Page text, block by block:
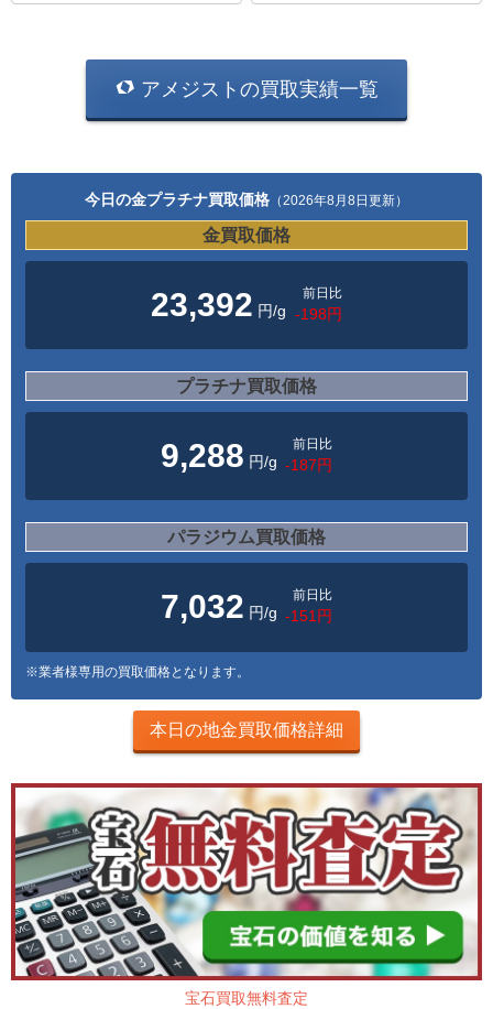
アメジストの買取実績一覧
今日の金プラチナ買取価格 （2026年8月8日更新）
金買取価格
23,392 円/g
前日比
-198円
プラチナ買取価格
9,288 円/g
前日比
-187円
パラジウム買取価格
7,032 円/g
前日比
-151円
※業者様専用の買取価格となります。
本日の地金買取価格詳細
宝石買取無料査定